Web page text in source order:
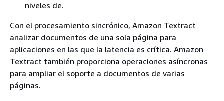
niveles de.
Con el procesamiento sincrónico, Amazon Textract
analizar documentos de una sola página para
aplicaciones en las que la latencia es crítica. Amazon
Textract también proporciona operaciones asíncronas
para ampliar el soporte a documentos de varias
páginas.